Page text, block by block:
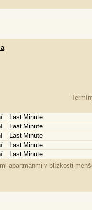
Last Minute
Last Minute
Last Minute
Last Minute
Last Minute
apartmánmi v blízkosti